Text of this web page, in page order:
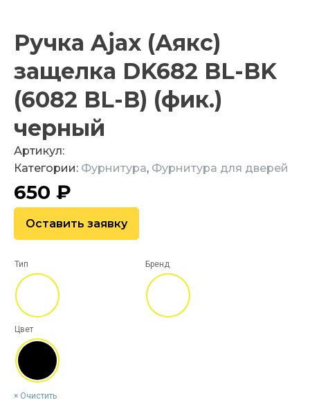
Ручка Ajax (Аякс)
защелка DK682 BL-BK
(6082 BL-B) (фик.)
черный
Артикул:
Категории: Фурнитура, Фурнитура для дверей
650 ₽
Оставить заявку
Тип Бренд
Цвет
Очистить